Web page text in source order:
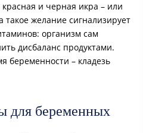
красная и черная икра – или
желание сигнализирует
организм сам
дисбаланс продуктами.
беременности – кладезь
для беременных